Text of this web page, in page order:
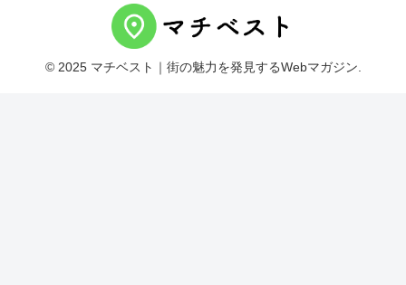
© 2025 マチベスト｜街の魅力を発見するWebマガジン.